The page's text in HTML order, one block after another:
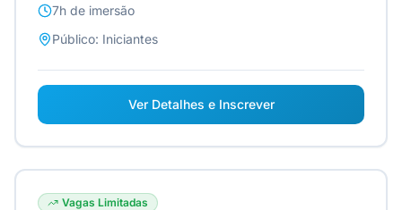
7h de imersão
Público: Iniciantes
Ver Detalhes e Inscrever
Vagas Limitadas